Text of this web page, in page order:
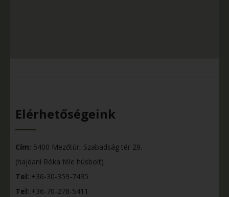
Elérhetőségeink
Cím: 5400 Mezőtúr, Szabadság tér 29.
(hajdani Róka féle húsbolt)
Tel: +36-30-359-7435
Tel: +36-70-278-5411